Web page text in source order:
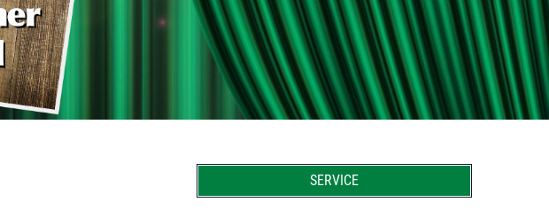
SERVICE